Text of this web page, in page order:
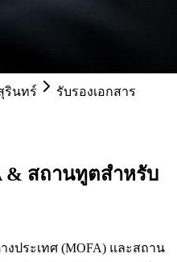
รินทร์
รับรองเอกสาร
& สถานทูตสำหรับ
งประเทศ (MOFA) และสถาน